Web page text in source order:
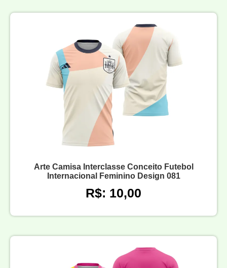
Arte Camisa Interclasse Conceito Futebol
Internacional Feminino Design 081
R$: 10,00